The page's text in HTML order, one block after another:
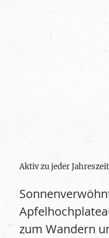
Aktiv zu jeder Jahreszeit
zum Wandern